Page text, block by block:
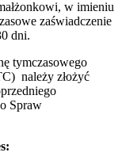
w imieniu
zaświadczenie
dni.
tymczasowego
należy złożyć
Spraw